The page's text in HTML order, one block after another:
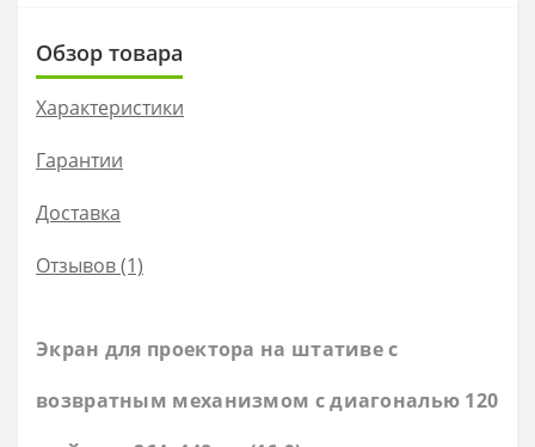
Обзор товара
Характеристики
Гарантии
Доставка
Отзывов (1)
Экран для проектора на штативе с
возвратным механизмом c диагональю 120